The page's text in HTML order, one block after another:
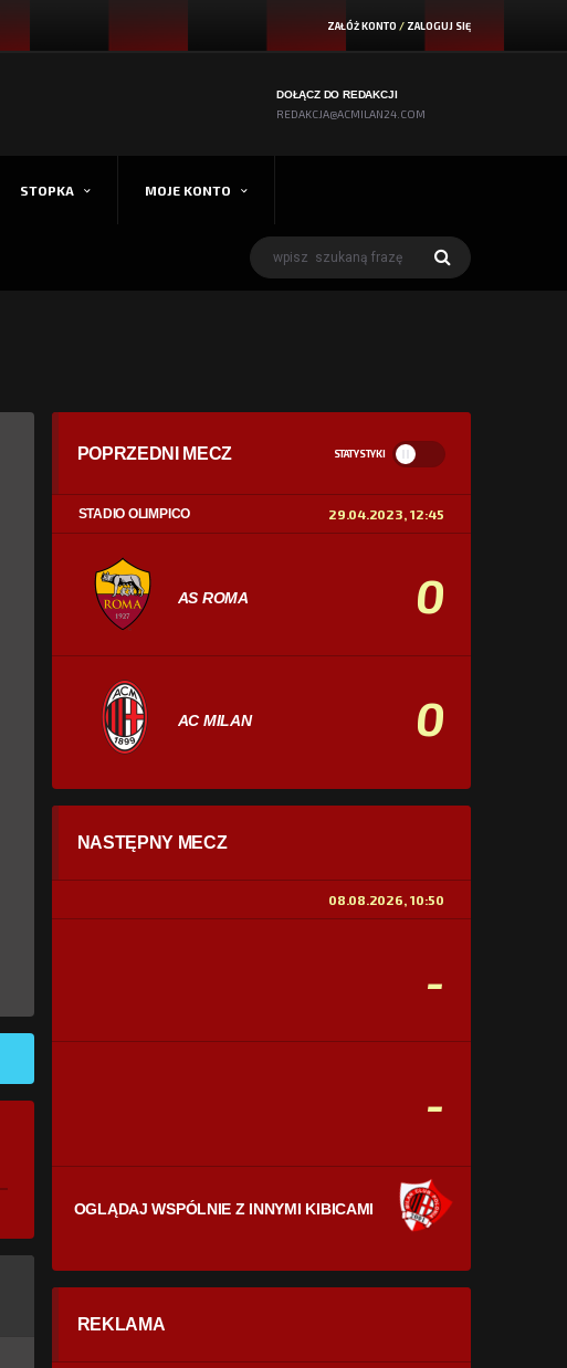
ZAŁÓŻ KONTO / ZALOGUJ SIĘ
DOŁĄCZ DO REDAKCJI
REDAKCJA@ACMILAN24.COM
STOPKA MOJE KONTO
POPRZEDNI MECZ STATYSTYKI
STADIO OLIMPICO 29.04.2023, 12:45
AS ROMA 0
AC MILAN 0
STATYSTYKI
0% 100%
NASTĘPNY MECZ
08.08.2026, 10:50
-
-
OGLĄDAJ WSPÓLNIE Z INNYMI KIBICAMI
REKLAMA